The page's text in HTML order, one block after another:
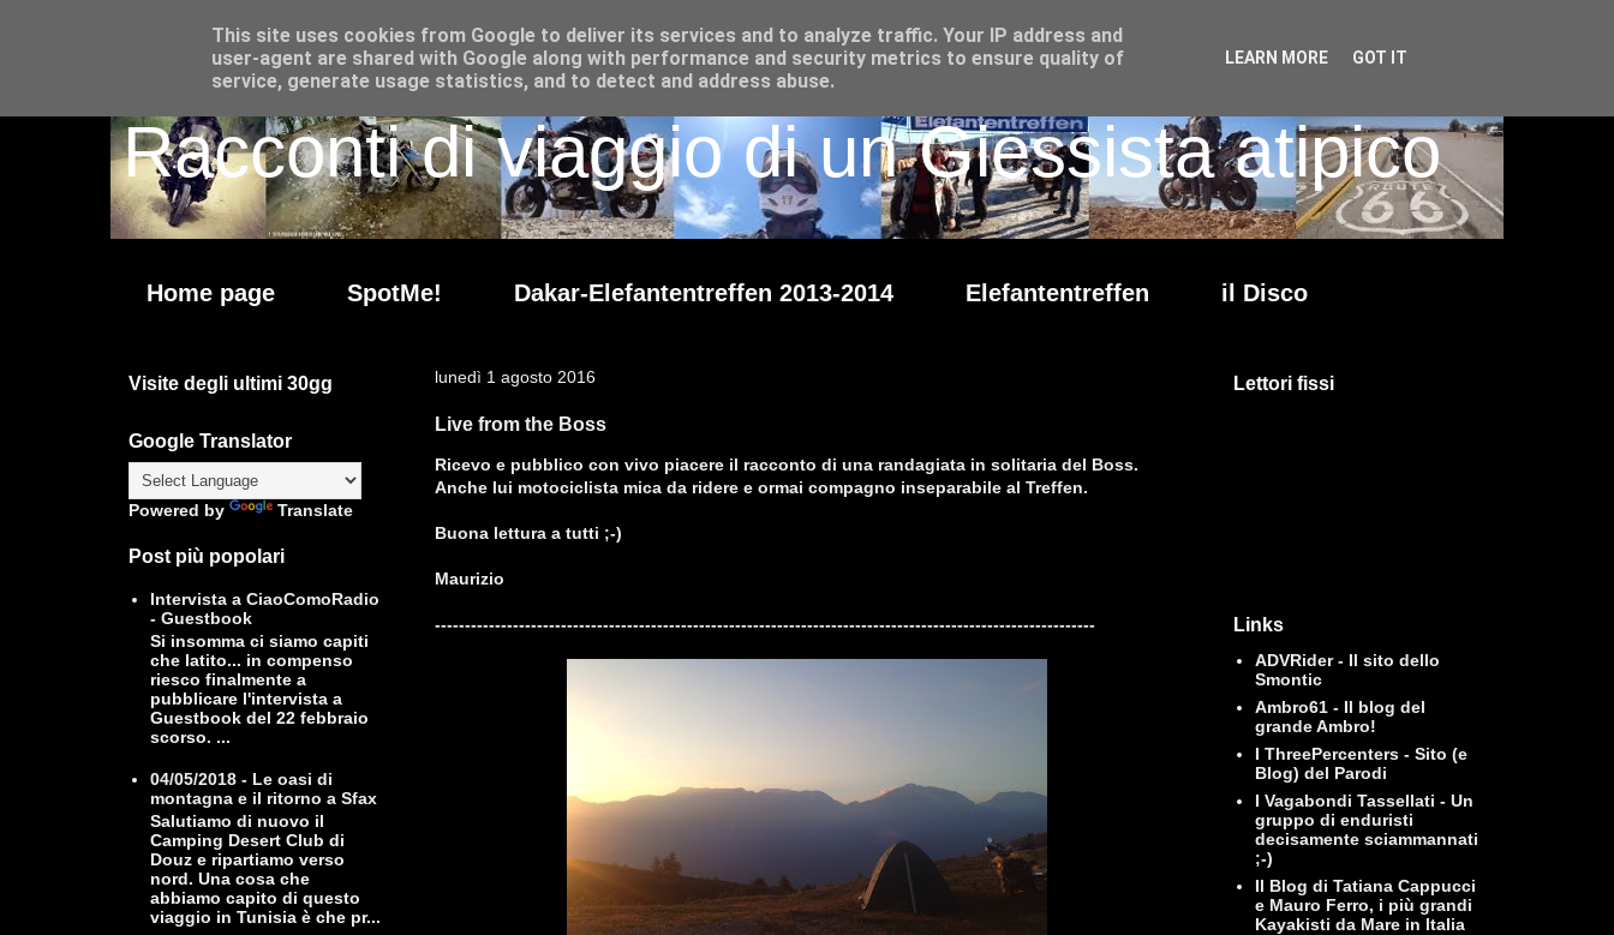
Racconti di viaggio di un Giessista atipico
Home page SpotMe! Dakar-Elefantentreffen 2013-2014 Elefantentreffen il Disco
lunedì 1 agosto 2016
Live from the Boss
Ricevo e pubblico con vivo piacere il racconto di una randagiata in solitaria del Boss.
Anche lui motociclista mica da ridere e ormai compagno inseparabile al Treffen.
Buona lettura a tutti ;-)
Maurizio
--------------------------------------------------------------------------------------------------------------
Visite degli ultimi 30gg
Google Translator
Powered by Translate
Post più popolari
Intervista a CiaoComoRadio
- Guestbook
Si insomma ci siamo capiti
che latito... in compenso
riesco finalmente a
pubblicare l'intervista a
Guestbook del 22 febbraio
scorso. ...
04/05/2018 - Le oasi di
montagna e il ritorno a Sfax
Salutiamo di nuovo il
Camping Desert Club di
Douz e ripartiamo verso
nord. Una cosa che
abbiamo capito di questo
viaggio in Tunisia è che pr...
Lettori fissi
Links
ADVRider - Il sito dello
Smontic
Ambro61 - Il blog del
grande Ambro!
I ThreePercenters - Sito (e
Blog) del Parodi
I Vagabondi Tassellati - Un
gruppo di enduristi
decisamente sciammannati
;-)
Il Blog di Tatiana Cappucci
e Mauro Ferro, i più grandi
Kayakisti da Mare in Italia
This site uses cookies from Google to deliver its services and to analyze traffic. Your IP address and
user-agent are shared with Google along with performance and security metrics to ensure quality of
service, generate usage statistics, and to detect and address abuse.
LEARN MORE GOT IT